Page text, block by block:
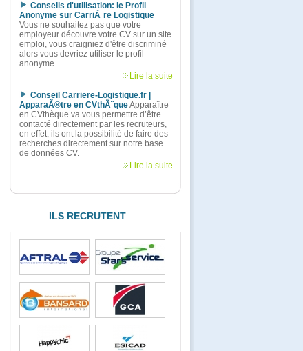
Conseils d'utilisation: le Profil
Anonyme sur CarriÃ¨re Logistique
Vous ne souhaitez pas que votre
employeur découvre votre CV sur un site
emploi, vous craigniez d'être discriminé
alors vous devriez utiliser le profil
anonyme.
Lire la suite
Conseil Carriere-Logistique.fr |
ApparaÃ®tre en CVthÃ¨queApparaître
en CVthèque va vous permettre d’être
contacté directement par les recruteurs,
en effet, ils ont la possibilité de faire des
recherches directement sur notre base
de données CV.
Lire la suite
ILS RECRUTENT